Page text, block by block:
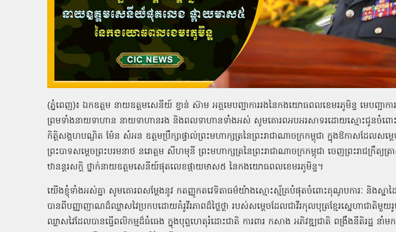
(ភ្នំពេញ)៖ ឯកឧត្ដម នាយឧត្តមសេនីយ៍ ខ្វាន់ ស៊ាម អគ្គមេបញ្ជាការរងនៃកងយោធពលខេមរភូមិន្ទ មេបញ្ជាការ ប
ព្រមទាំងនាយទាហាន នាយទាហានរង និងពលទាហានទាំងអស់ សូមគោរពអបអរសាទរដោយស្មោះជូនចំពោះ
កិត្តិសង្គហបណ្ឌិត ម៉ែន សំអន ឧត្តមប្រឹក្សាផ្ទាល់ព្រះមហាក្សត្រនៃព្រះរាជាណាចក្រកម្ពុជា ក្នុងឱកាសដែលសម្ដ
ព្រះបាទសម្តេចព្រះបរមនាថ នរោត្តម សីហមុនី ព្រះមហាក្សត្រនៃព្រះរាជាណាចក្រកម្ពុជា ចេញព្រះរាជក្រឹត្យត្
ឋានន្តរសក្តិ ថ្នាក់នាយឧត្តមសេនីយ៍ផុតលេខផ្កាយមាស៥ នៃកងយោធពលខេមរភូមិន្ទ។
យើងខ្ញុំទាំងអស់គ្នា សូមគោរពសម្តែងនូវ កតញ្ញូកតវេទិតាធម៌យ៉ាងស្មោះស្ម័គ្របំផុតចំពោះគុណូបការៈ និងស្នា
បានពីបញ្ញាញាណដ៏ឈ្លាសវៃប្រកបដោយគំរូវីរភាពដ៏ថ្លៃថ្លា របស់សម្ដេចដែលជាវីរកុលបុត្រខ្មែរស្នេហាជាតិមួយ
ឈ្លាសវៃដែលបានធ្វើពលិកម្មដ៏ធំធេង ក្នុងបុព្វហេតុរំដោះជាតិ ការពារ កសាង អភិវឌ្ឍជាតិ ពង្រឹងនីតិរដ្ឋ នាំ